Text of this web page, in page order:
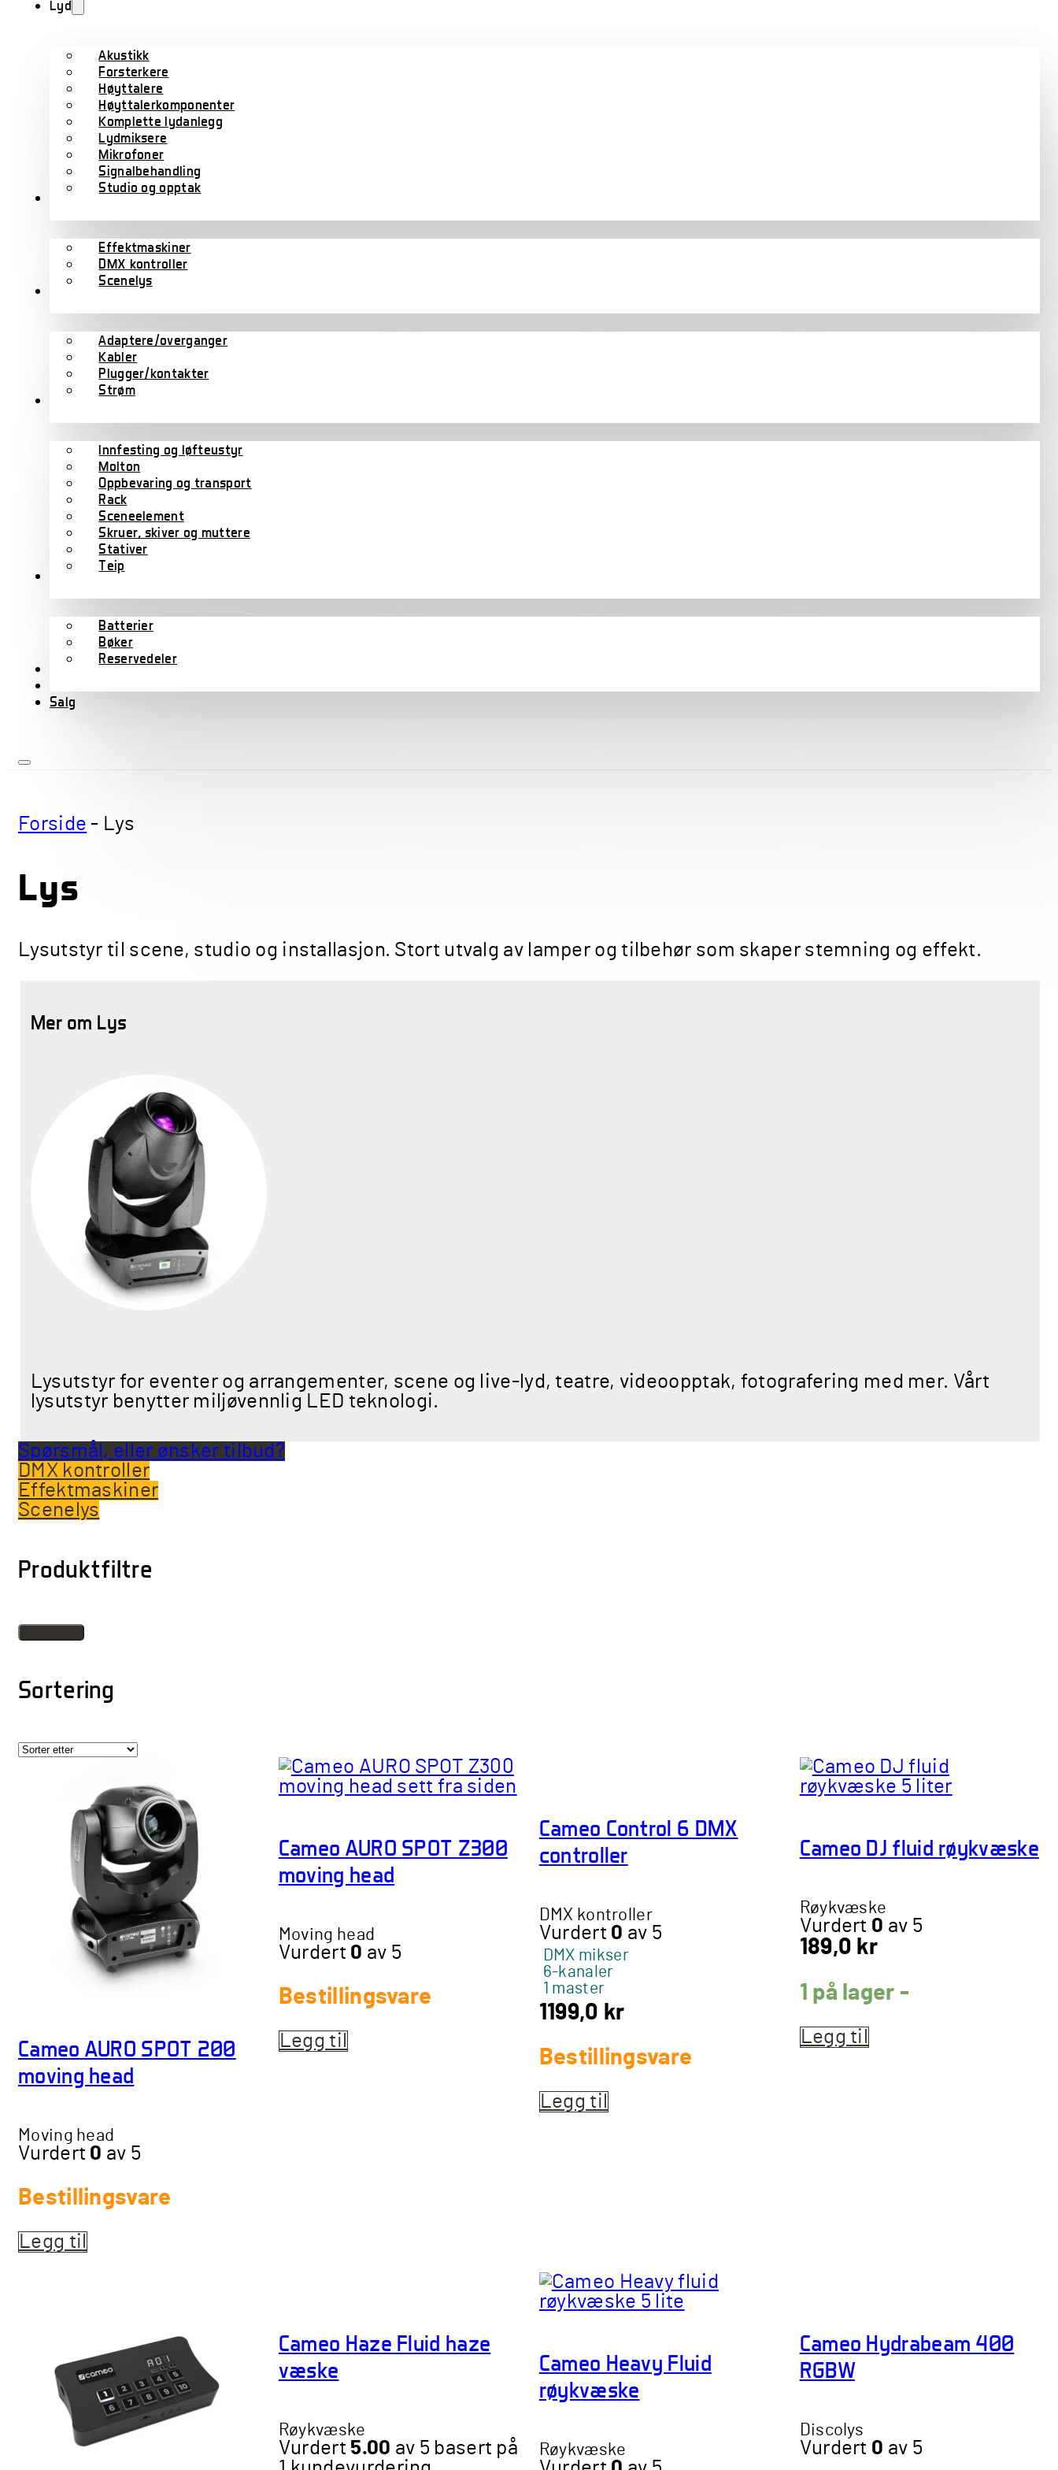
Lyd
Akustikk
Forsterkere
Høyttalere
Høyttalerkomponenter
Komplette lydanlegg
Lydmiksere
Mikrofoner
Signalbehandling
Studio og opptak
Effektmaskiner
DMX kontroller
Scenelys
Adaptere/overganger
Kabler
Plugger/kontakter
Strøm
Scene/rigg
Innfesting og løfteustyr
Molton
Oppbevaring og transport
Rack
Sceneelement
Skruer, skiver og muttere
Stativer
Teip
Tilbehør
Batterier
Bøker
Reservedeler
Wharfedale Pro
Salg
Forside - Lys
Lys
Lysutstyr til scene, studio og installasjon. Stort utvalg av lamper og tilbehør som skaper stemning og effekt.
Mer om Lys
Lysutstyr for eventer og arrangementer, scene og live-lyd, teatre, videoopptak, fotografering med mer. Vårt
lysutstyr benytter miljøvennlig LED teknologi.
Spørsmål, eller ønsker tilbud?
DMX kontroller
Effektmaskiner
Scenelys
Produktfiltre
Sortering
Cameo AURO SPOT 200
moving head
Moving head
Vurdert 0 av 5
Bestillingsvare
Legg til
Cameo AURO SPOT Z300
moving head
Moving head
Vurdert 0 av 5
Bestillingsvare
Legg til
Cameo Control 6 DMX
controller
DMX kontroller
Vurdert 0 av 5
DMX mikser
6-kanaler
1 master
1199,0 kr
Bestillingsvare
Legg til
Cameo DJ fluid røykvæske
Røykvæske
Vurdert 0 av 5
189,0 kr
1 på lager -
Legg til
Cameo Haze Fluid haze
væske
Røykvæske
Vurdert 5.00 av 5 basert på
Cameo Heavy Fluid
røykvæske
Røykvæske
Cameo Hydrabeam 400
RGBW
Discolys
Vurdert 0 av 5